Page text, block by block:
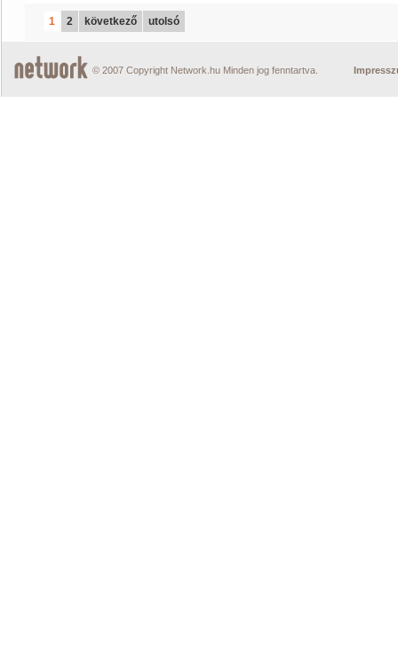
1 2 következő utolsó
© 2007 Copyright Network.hu Minden jog fenntartva.